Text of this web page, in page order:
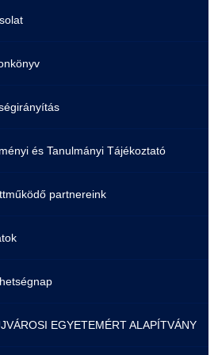
Szolgáltató
érvényes szabályzatok
ösztöndíjak
Lehetőségek
Szolgáltatások
nyelvvizsga
és Tanulmányi Tájékoztató
partnereink
EGYETEMÉRT ALAPÍTVÁNY